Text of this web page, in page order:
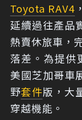
Toyota RAV4
延續過往產品
熱賣休旅車，
落差。為提供
美國芝加哥車
野套件版，大
穿越機能。